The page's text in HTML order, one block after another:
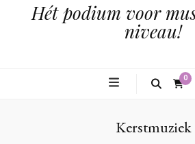
Hét podium voor
niveau!
0
Kerstmuziek